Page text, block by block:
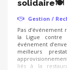
solidaire🍽️
Gestion /
Pas d’événement
la Ligue contre
événement
meilleurs
liés à la